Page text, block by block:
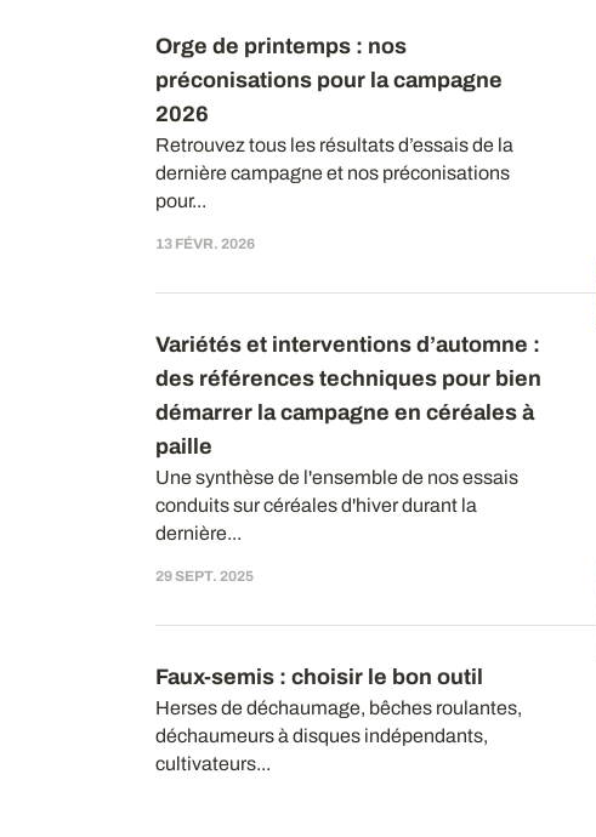
Orge de printemps : nos
préconisations pour la campagne
2026
Retrouvez tous les résultats d’essais de la
dernière campagne et nos préconisations
pour...
13 FÉVR. 2026
Variétés et interventions d’automne :
des références techniques pour bien
démarrer la campagne en céréales à
paille
Une synthèse de l'ensemble de nos essais
conduits sur céréales d'hiver durant la
dernière...
29 SEPT. 2025
Faux-semis : choisir le bon outil
Herses de déchaumage, bêches roulantes,
déchaumeurs à disques indépendants,
cultivateurs...